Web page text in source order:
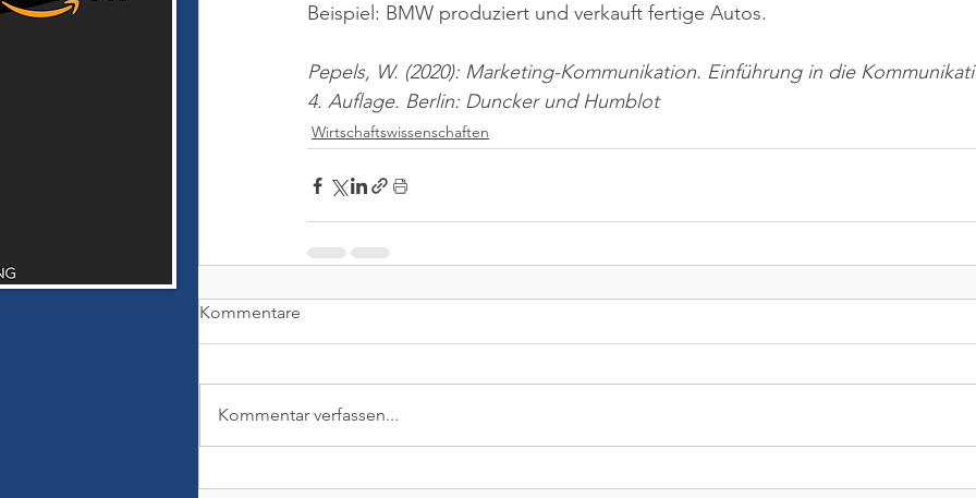
Beispiel: BMW produziert und verkauft fertige Autos.
Pepels, W. (2020): Marketing-Kommunikation. Einführung in die
4. Auflage. Berlin: Duncker und Humblot
Wirtschaftswissenschaften
Kommentare
Kommentar verfassen...